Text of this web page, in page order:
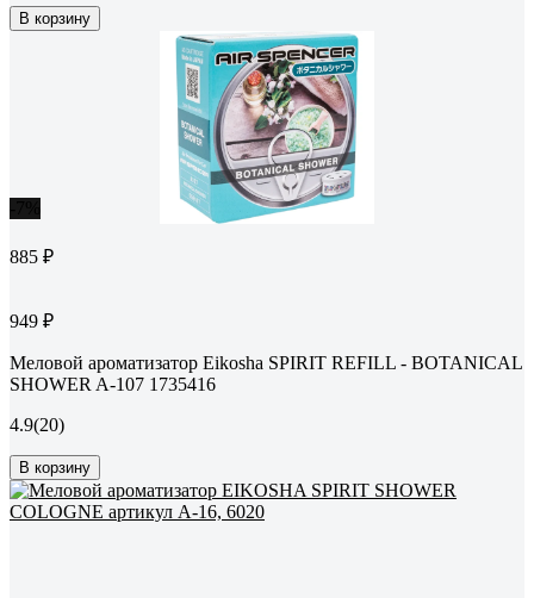
В корзину
885 ₽
949 ₽
Меловой ароматизатор Eikosha SPIRIT REFILL - BOTANICAL
SHOWER A-107 1735416
4.9(20)
В корзину